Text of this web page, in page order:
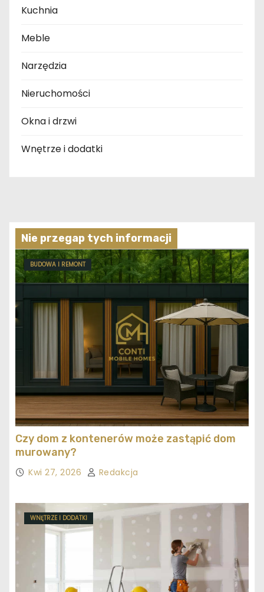
Kuchnia
Meble
Narzędzia
Nieruchomości
Okna i drzwi
Wnętrze i dodatki
Nie przegap tych informacji
BUDOWA I REMONT
Czy dom z kontenerów może zastąpić dom
murowany?
Kwi 27, 2026 Redakcja
WNĘTRZE I DODATKI